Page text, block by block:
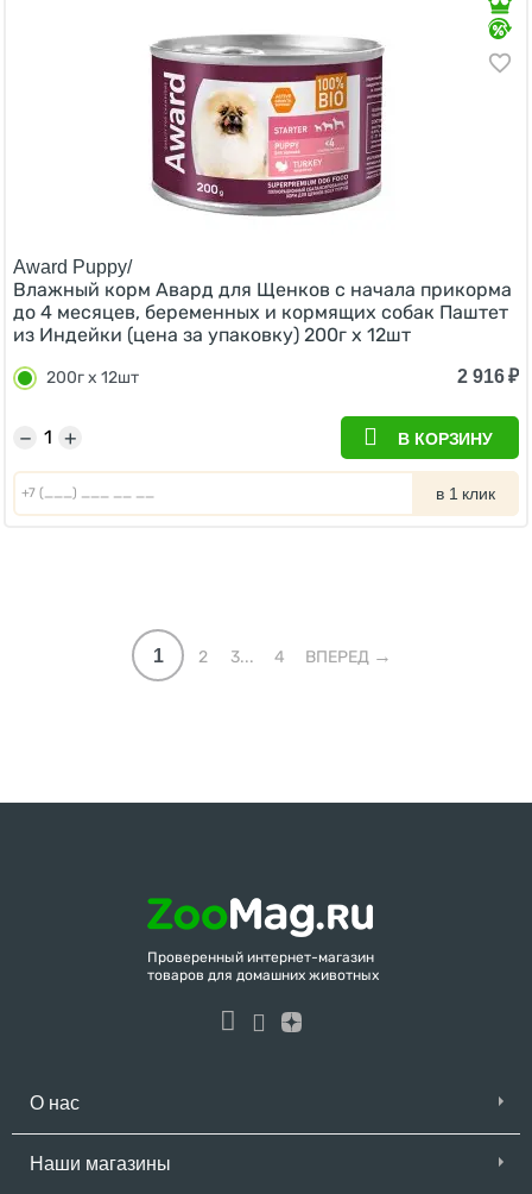
Award Puppy/
Влажный корм Авард для Щенков с начала прикорма
до 4 месяцев, беременных и кормящих собак Паштет
из Индейки (цена за упаковку) 200г х 12шт
200г х 12шт 2 916₽
+
− В КОРЗИНУ
в 1 клик
1 2 3... 4 ВПЕРЕД
Проверенный интернет-магазин
товаров для домашних животных
О нас
Наши магазины